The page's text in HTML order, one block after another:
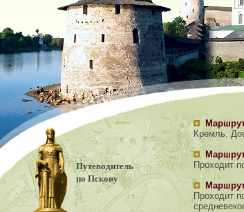
Путеводитель
по Пскову
Кремль.
Проходит
Проходит